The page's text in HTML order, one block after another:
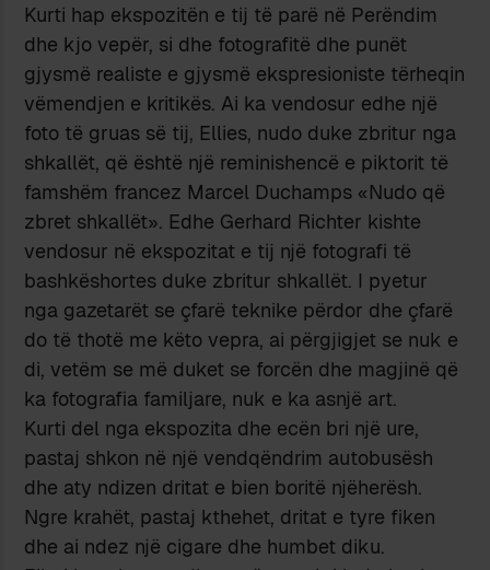
Kurti hap ekspozitën e tij të parë në Perëndim
dhe kjo vepër, si dhe fotografitë dhe punët
gjysmë realiste e gjysmë ekspresioniste tërheqin
vëmendjen e kritikës. Ai ka vendosur edhe një
foto të gruas së tij, Ellies, nudo duke zbritur nga
shkallët, që është një reminishencë e piktorit të
famshëm francez Marcel Duchamps «Nudo që
zbret shkallët». Edhe Gerhard Richter kishte
vendosur në ekspozitat e tij një fotografi të
bashkëshortes duke zbritur shkallët. I pyetur
nga gazetarët se çfarë teknike përdor dhe çfarë
do të thotë me këto vepra, ai përgjigjet se nuk e
di, vetëm se më duket se forcën dhe magjinë që
ka fotografia familjare, nuk e ka asnjë art.
Kurti del nga ekspozita dhe ecën bri një ure,
pastaj shkon në një vendqëndrim autobusësh
dhe aty ndizen dritat e bien boritë njëherësh.
Ngre krahët, pastaj kthehet, dritat e tyre fiken
dhe ai ndez një cigare dhe humbet diku.